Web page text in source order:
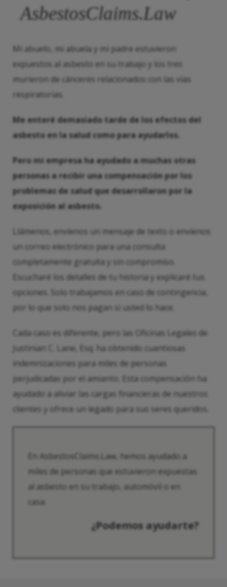
AsbestosClaims.Law
Mi abuelo, mi abuela y mi padre estuvieron
expuestos al asbesto en su trabajo y los tres
murieron de cánceres relacionados con las vías
respiratorias.
Me enteré demasiado tarde de los efectos del
asbesto en la salud como para ayudarlos.
Pero mi empresa ha ayudado a muchas otras
personas a recibir una compensación por los
problemas de salud que desarrollaron por la
exposición al asbesto.
Llámenos, envíenos un mensaje de texto o envíenos
un correo electrónico para una consulta
completamente gratuita y sin compromiso.
Escucharé los detalles de tu historia y explicaré tus
opciones. Solo trabajamos en caso de contingencia,
por lo que solo nos pagan si usted lo hace.
Cada caso es diferente, pero las Oficinas Legales de
Justinian C. Lane, Esq. ha obtenido cuantiosas
indemnizaciones para miles de personas
perjudicadas por el amianto. Esta compensación ha
ayudado a aliviar las cargas financieras de nuestros
clientes y ofrece un legado para sus seres queridos.
En AsbestosClaims.Law, hemos ayudado a
miles de personas que estuvieron expuestas
al asbesto en su trabajo, automóvil o en
casa.
¿Podemos ayudarte?